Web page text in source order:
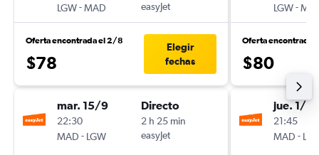
LGW-MAD
easyJet
Oferta encontrada el 2/8
$78
Elegir
fechas
mar. 15/9
22:30
MAD - LGW
Directo
2 h 25 min
easyJet
LGW-
Oferta encontrada
$80
jue. 1/10
21:45
MAD -